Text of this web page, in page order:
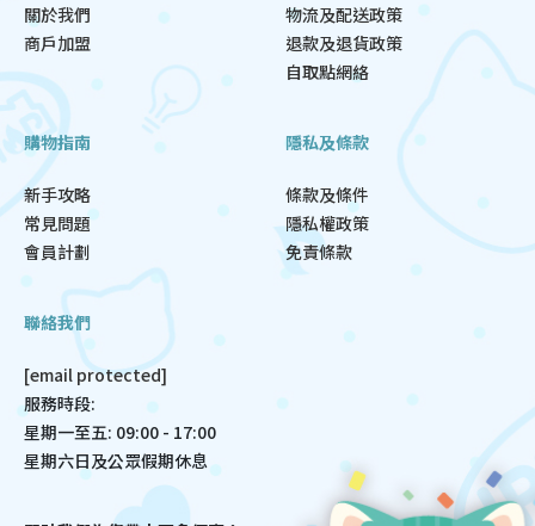
關於我們
商戶加盟
物流及配送政策
退款及退貨政策
自取點網絡
購物指南
新手攻略
常見問題
會員計劃
隱私及條款
條款及條件
隱私權政策
免責條款
聯絡我們
[email protected]
服務時段:
星期一至五: 09:00 - 17:00
星期六日及公眾假期休息